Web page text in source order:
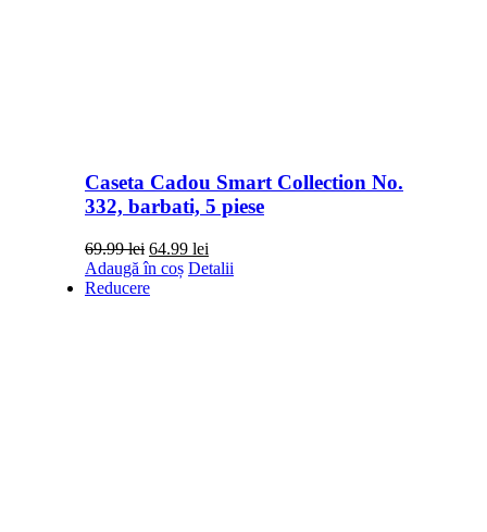
Caseta Cadou Smart Collection No.
332, barbati, 5 piese
69.99lei Prețul
inițial
a
64.99 leiPrețul
curent
Adaugă în coș Detalii
Reducere